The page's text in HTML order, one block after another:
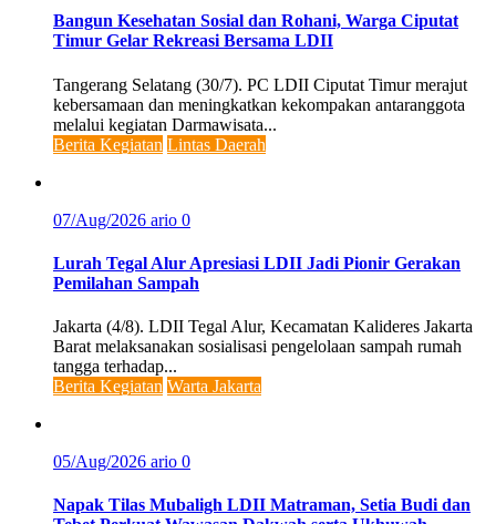
Bangun Kesehatan Sosial dan Rohani, Warga Ciputat
Timur Gelar Rekreasi Bersama LDII
Tangerang Selatang (30/7). PC LDII Ciputat Timur merajut
kebersamaan dan meningkatkan kekompakan antaranggota
melalui kegiatan Darmawisata...
Berita Kegiatan Lintas Daerah
07/Aug/2026 ario 0
Lurah Tegal Alur Apresiasi LDII Jadi Pionir Gerakan
Pemilahan Sampah
Jakarta (4/8). LDII Tegal Alur, Kecamatan Kalideres Jakarta
Barat melaksanakan sosialisasi pengelolaan sampah rumah
tangga terhadap...
Berita Kegiatan Warta Jakarta
05/Aug/2026 ario 0
Napak Tilas Mubaligh LDII Matraman, Setia Budi dan